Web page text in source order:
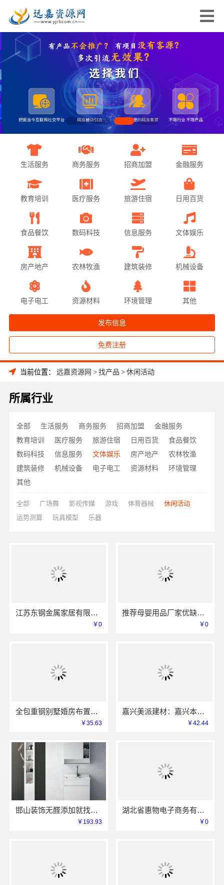
生活服务 商务服务 招商加盟 金融服务
教育培训 医疗服务 旅游住宿 日用百货
食品餐饮 数码科技 信息服务 文体娱乐
房产地产 农林牧渔 建筑装修 机械设备
电子电工 资源材料 环境管理 其他
发布信息
免费注册
当前位置： 远嘉资源网 >找产品 >休闲活动
所属行业
全部 生活服务 商务服务 招商加盟
金融服务
教育培训
医疗服务 旅游住宿 日用百货
食品餐饮
数码科技
信息服务 文体娱乐 房产地产
农林牧渔
建筑装修
机械设备 电子电工 资源材料
环境管理
其他
全部 广场舞 影视传媒 游戏 体育器械
休闲活动
运势测算
玩具模型 乐器
江苏东钢金属家居有限公司屏风艺术漆价格
￥0
推荐母婴用品厂家优缺点-湖北省惠物电子商务有限公司
￥0
全包重钢别墅婚房布置中蓝建投北京建设有限公司四川
￥35.63
嘉兴美派建材：嘉兴本地家装服务专业施工靠谱商家
￥42.44
邯山装饰无醛添加就找邯郸至臻全宅新材料有限公司
￥193.93
湖北省惠物电子商务有限公司热门日常居家公司价格
￥0